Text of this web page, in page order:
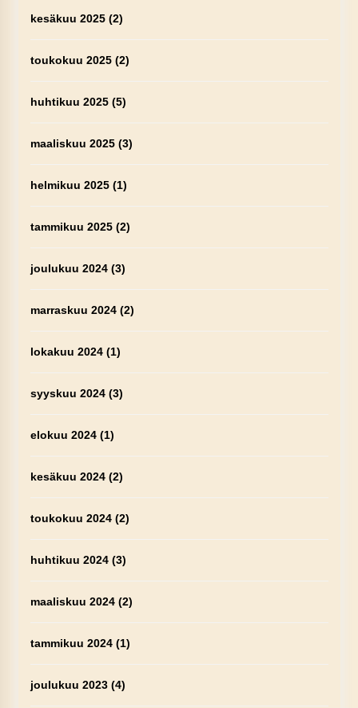
kesäkuu 2025(2)
toukokuu 2025(2)
huhtikuu 2025(5)
maaliskuu 2025(3)
helmikuu 2025(1)
tammikuu 2025(2)
joulukuu 2024(3)
marraskuu 2024(2)
lokakuu 2024(1)
syyskuu 2024(3)
elokuu 2024(1)
kesäkuu 2024(2)
toukokuu 2024(2)
huhtikuu 2024(3)
maaliskuu 2024(2)
tammikuu 2024(1)
joulukuu 2023(4)